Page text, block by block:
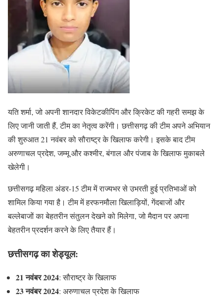
यति शर्मा, जो अपनी शानदार विकेटकीपिंग और क्रिकेट की गहरी समझ के
लिए जानी जाती हैं, टीम का नेतृत्व करेंगी। छत्तीसगढ़ की टीम अपने अभियान
की शुरुआत 21 नवंबर को सौराष्ट्र के खिलाफ करेगी। इसके बाद टीम
अरुणाचल प्रदेश, जम्मू और कश्मीर, बंगाल और पंजाब के खिलाफ मुकाबले
खेलेगी।
छत्तीसगढ़ महिला अंडर-15 टीम में राज्यभर से उभरती हुई प्रतिभाओं को
शामिल किया गया है। टीम में हरफनमौला खिलाड़ियों, गेंदबाजों और
बल्लेबाजों का बेहतरीन संतुलन देखने को मिलेगा, जो मैदान पर अपना
बेहतरीन प्रदर्शन करने के लिए तैयार हैं।
छत्तीसगढ़ का शेड्यूल:
21 नवंबर 2024: सौराष्ट्र के खिलाफ
23 नवंबर 2024: अरुणाचल प्रदेश के खिलाफ